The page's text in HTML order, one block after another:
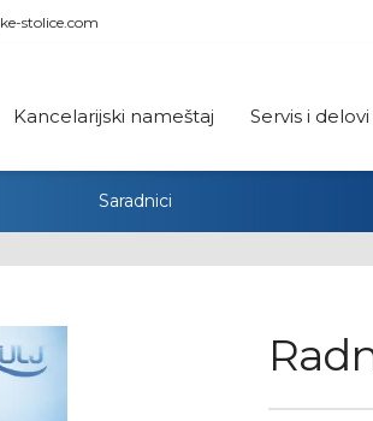
stolice.com
Kancelarijski nameštaj Servis i delovi
Saradnici